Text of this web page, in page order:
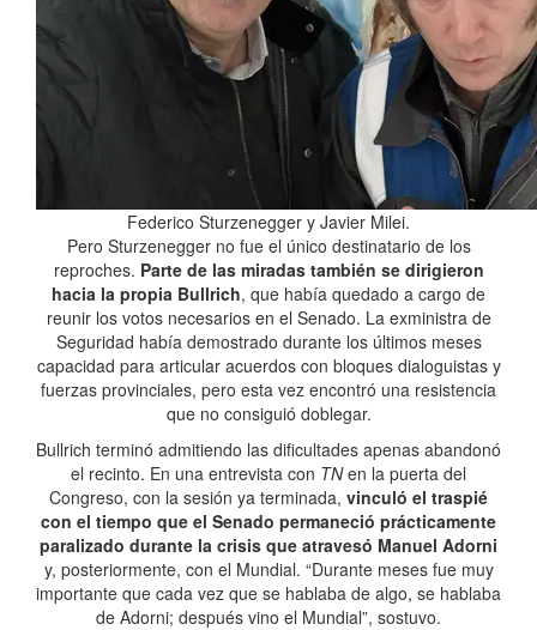
Federico Sturzenegger y Javier Milei.
Pero Sturzenegger no fue el único destinatario de los
reproches. Parte de las miradas también se dirigieron
hacia la propia Bullrich, que había quedado a cargo de
reunir los votos necesarios en el Senado. La exministra de
Seguridad había demostrado durante los últimos meses
capacidad para articular acuerdos con bloques dialoguistas y
fuerzas provinciales, pero esta vez encontró una resistencia
que no consiguió doblegar.
Bullrich terminó admitiendo las dificultades apenas abandonó
el recinto. En una entrevista con TNen la puerta del
Congreso, con la sesión ya terminada, vinculó el traspié
con el tiempo que el Senado permaneció prácticamente
paralizado durante la crisis que atravesó Manuel Adorni
y, posteriormente, con el Mundial. “Durante meses fue muy
importante que cada vez que se hablaba de algo, se hablaba
de Adorni; después vino el Mundial”, sostuvo.